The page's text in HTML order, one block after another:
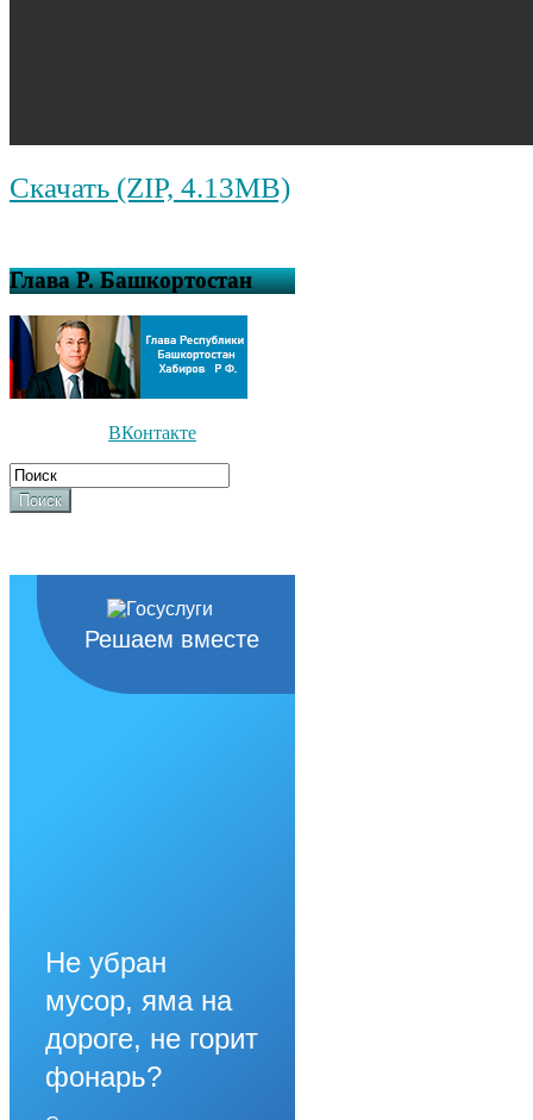
Скачать (ZIP, 4.13MB)
Глава Р. Башкортостан
ВКонтакте
Поиск
Решаем вместе
Не убран
мусор, яма на
дороге, не горит
фонарь?